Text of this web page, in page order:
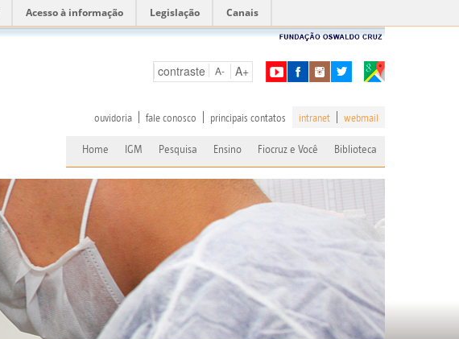
Acesso à informação Legislação Canais
contraste A- A+
ouvidoria fale conosco principais contatos intranet webmail
Home IGM Pesquisa Ensino Fiocruz e Você Biblioteca